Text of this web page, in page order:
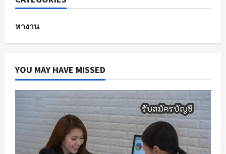
หางาน
YOU MAY HAVE MISSED